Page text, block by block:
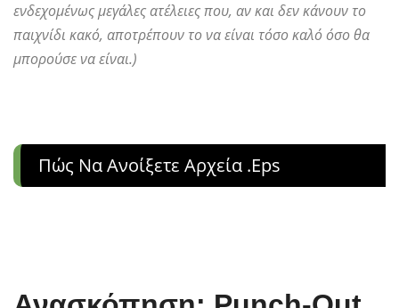
ενδεχομένως μεγάλες ατέλειες που, αν και δεν κάνουν το
παιχνίδι κακό, αποτρέπουν το να είναι τόσο καλό όσο θα
μπορούσε να είναι.)
Πώς Να Ανοίξετε Αρχεία .eps